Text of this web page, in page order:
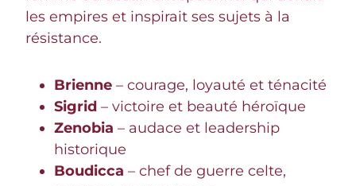
les empires et inspirait ses sujets à la
résistance.
Brienne – courage, loyauté et ténacité
Sigrid – victoire et beauté héroïque
Zenobia – audace et leadership
historique
Boudicca – chef de guerre celte,